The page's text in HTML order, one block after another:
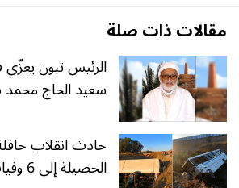
مقالات ذات صلة
الرئيس تبون
سعيد الحاج محمد
حادث انقلاب
الحصيلة إلى 6 وفيات و22 جريحا